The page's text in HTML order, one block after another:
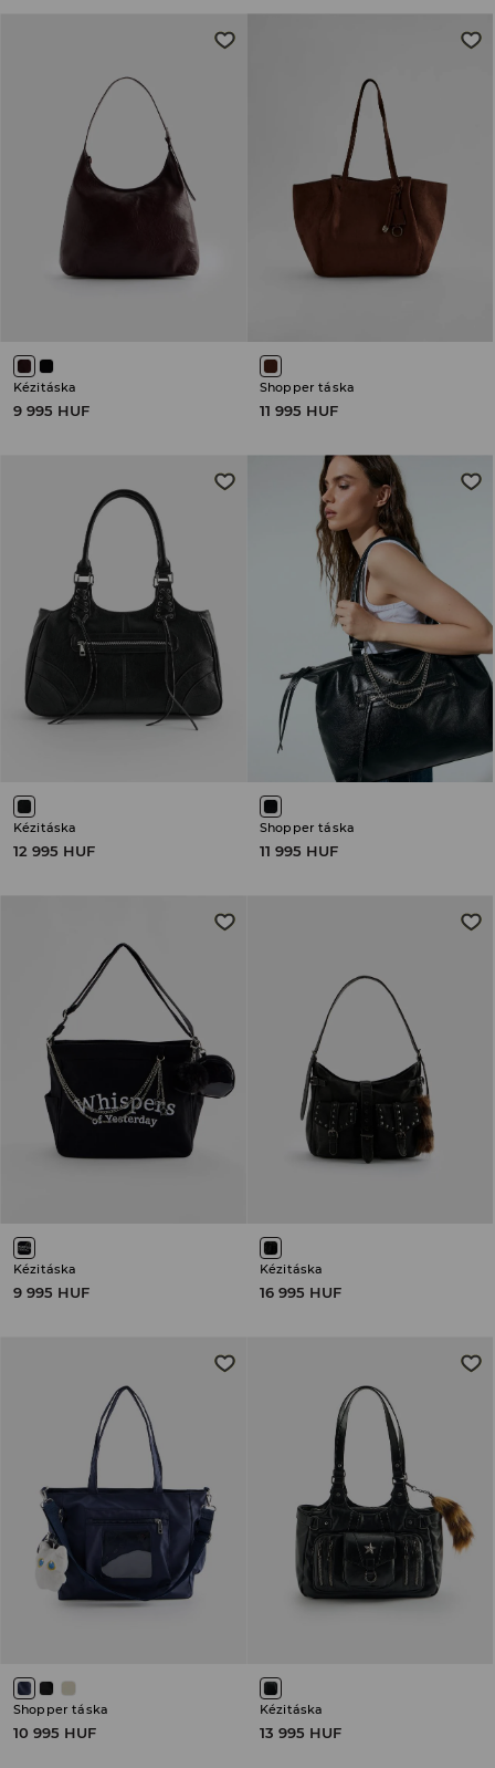
Kézitáska
9 995 HUF
Shopper táska
11 995 HUF
Kézitáska
12 995 HUF
Shopper táska
11 995 HUF
Kézitáska
9 995 HUF
Kézitáska
16 995 HUF
Shopper táska
10 995 HUF
Kézitáska
13 995 HUF